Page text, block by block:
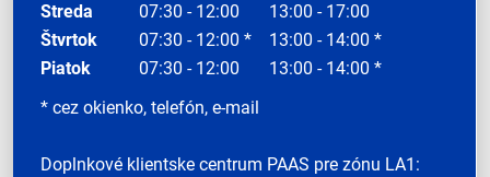
Streda
07:30 - 12:00
13:00 - 17:00
Štvrtok
07:30 - 12:00 *
13:00 - 14:00 *
Piatok
07:30 - 12:00
13:00 - 14:00 *
* cez okienko, telefón, e-mail
Doplnkové klientske centrum PAAS pre zónu LA1: